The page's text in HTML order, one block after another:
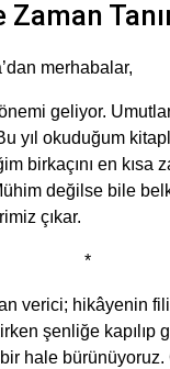
Zaman
merhabalar,
geliyor.
yıl okuduğum
birkaçını en kısa
değilse bile
çıkar.
*
verici; hikâyenin
şenliğe kapılıp
hale bürünüyoruz.